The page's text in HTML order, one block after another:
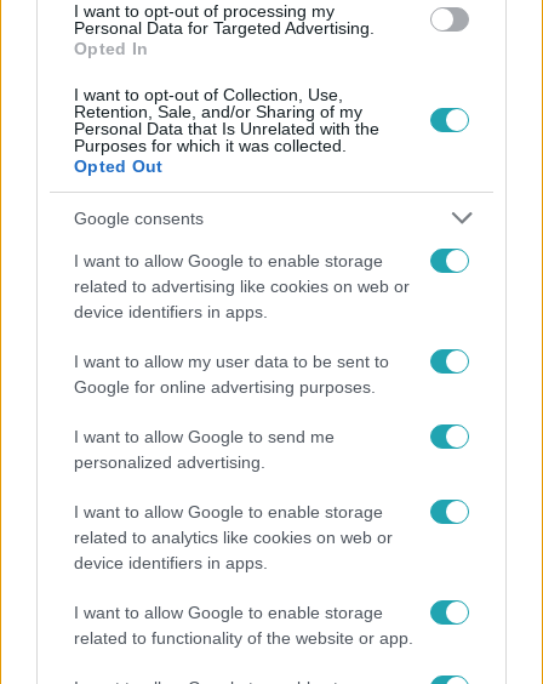
I want to opt-out of processing my
Personal Data for Targeted Advertising.
Opted In
I want to opt-out of Collection, Use,
Retention, Sale, and/or Sharing of my
Personal Data that Is Unrelated with the
Purposes for which it was collected.
Opted Out
Google consents
I want to allow Google to enable storage
related to advertising like cookies on web or
device identifiers in apps.
I want to allow my user data to be sent to
Google for online advertising purposes.
I want to allow Google to send me
personalized advertising.
I want to allow Google to enable storage
related to analytics like cookies on web or
device identifiers in apps.
I want to allow Google to enable storage
related to functionality of the website or app.
Népszerű
"Nem beszélek már vele évek óta" - Édesapja